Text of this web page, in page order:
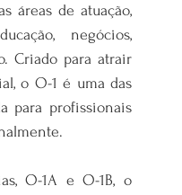
áreas de atuação,
negócios,
Criado para atrair
o O-1 é uma das
para profissionais
O-1A e O-1B, o